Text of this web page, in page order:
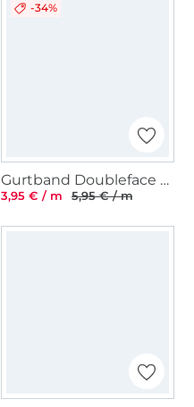
-34%
Gurtband Doubleface Animal Print, blau
3,95 € / m 5,95 € / m